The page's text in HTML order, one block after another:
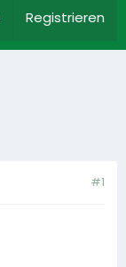
Registrieren
#1